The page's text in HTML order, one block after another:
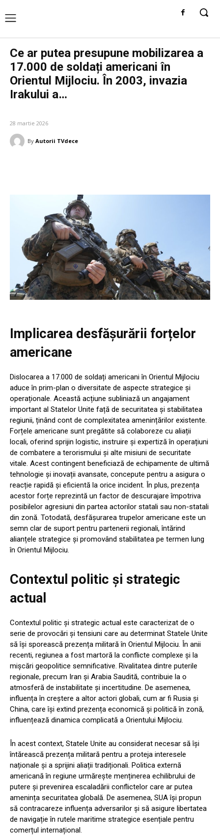
Ce ar putea presupune mobilizarea a
17.000 de soldați americani în
Orientul Mijlociu. În 2003, invazia
Irakului a…
28 martie 2026
By Autorii TVdece
Implicarea desfășurării forțelor
americane
Dislocarea a 17.000 de soldați americani în Orientul Mijlociu
aduce în prim-plan o diversitate de aspecte strategice și
operaționale. Această acțiune subliniază un angajament
important al Statelor Unite față de securitatea și stabilitatea
regiunii, ținând cont de complexitatea amenințărilor existente.
Forțele americane sunt pregătite să colaboreze cu aliații
locali, oferind sprijin logistic, instruire și expertiză în operațiuni
de combatere a terorismului și alte misiuni de securitate
vitale. Acest contingent beneficiază de echipamente de ultimă
tehnologie și inovații avansate, concepute pentru a asigura o
reacție rapidă și eficientă la orice incident. În plus, prezența
acestor forțe reprezintă un factor de descurajare împotriva
posibilelor agresiuni din partea actorilor statali sau non-statali
din zonă. Totodată, desfășurarea trupelor americane este un
semn clar de suport pentru partenerii regionali, întărind
alianțele strategice și promovând stabilitatea pe termen lung
în Orientul Mijlociu.
Contextul politic și strategic
actual
Contextul politic și strategic actual este caracterizat de o
serie de provocări și tensiuni care au determinat Statele Unite
să își sporească prezența militară în Orientul Mijlociu. În anii
recenti, regiunea a fost martoră la conflicte complexe și la
mișcări geopolitice semnificative. Rivalitatea dintre puterile
regionale, precum Iran și Arabia Saudită, contribuie la o
atmosferă de instabilitate și incertitudine. De asemenea,
influența în creștere a altor actori globali, cum ar fi Rusia și
China, care își extind prezența economică și politică în zonă,
influențează dinamica complicată a Orientului Mijlociu.
În acest context, Statele Unite au considerat necesar să își
întărească prezența militară pentru a proteja interesele
naționale și a sprijini aliații tradiționali. Politica externă
americană în regiune urmărește menținerea echilibrului de
putere și prevenirea escaladării conflictelor care ar putea
amenința securitatea globală. De asemenea, SUA își propun
să contracareze influența adversarilor și să asigure libertatea
de navigație în rutele maritime strategice esențiale pentru
comerțul internațional.